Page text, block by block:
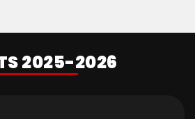
2025-2026